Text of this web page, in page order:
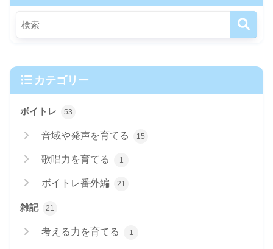
カテゴリー
ボイトレ 53
音域や発声を育てる 15
歌唱力を育てる 1
ボイトレ番外編 21
雑記 21
考える力を育てる 1